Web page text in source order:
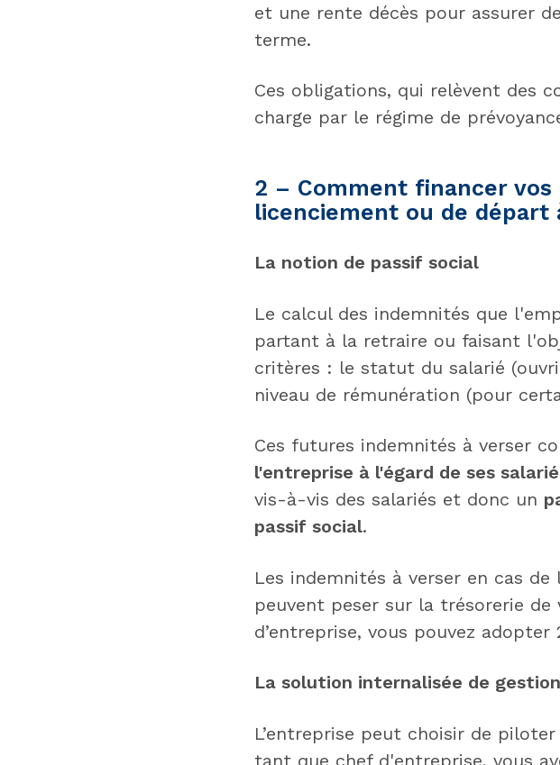
et une rente décès pour assurer
terme.
Ces obligations, qui relèvent des
charge par le régime de
2 – Comment financer
licenciement ou de
La notion de passif social
Le calcul des indemnités que
partant à la retraire ou faisant
critères : le statut du salarié
niveau de rémunération (pour
Ces futures indemnités à verser
l'entreprise à l'égard de ses
vis-à-vis des salariés et donc un
passif social.
Les indemnités à verser en cas
peuvent peser sur la trésorerie
d’entreprise, vous pouvez
La solution internalisée de
L’entreprise peut choisir de
tant que chef d'entreprise, vous